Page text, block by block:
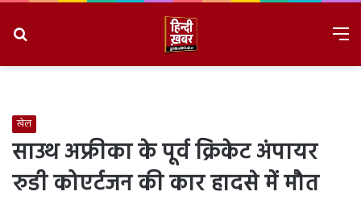
खेल
साउथ अफ्रीका के पूर्व क्रिकेट अंपायर
रुडी कोएर्टजन की कार हादसे में मौत